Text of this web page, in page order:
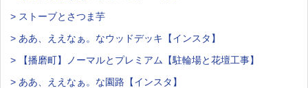
> ストーブとさつま芋
> ああ、ええなぁ。なウッドデッキ【インスタ】
> 【播磨町】ノーマルとプレミアム【駐輪場と花壇工事】
> ああ、ええなぁ。な園路【インスタ】